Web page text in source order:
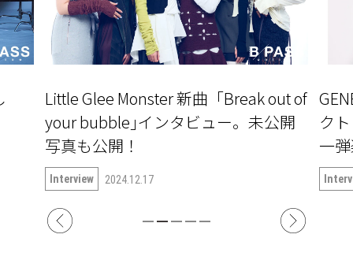
Little Glee Monster 新曲「Break out of
your bubble｣インタビュー。未公開
写真も公開！
Interview 2024.12.17
ク
一
語る